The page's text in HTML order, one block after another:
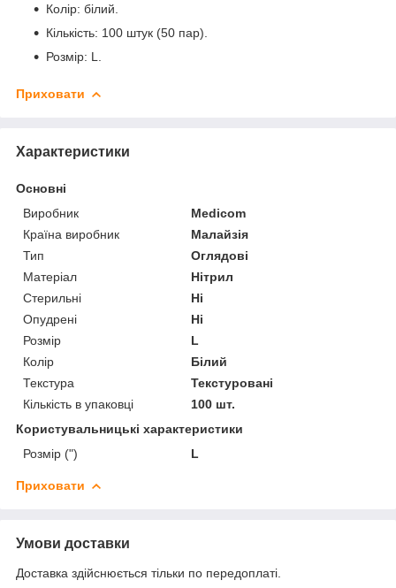
Колір: білий.
Кількість: 100 штук (50 пар).
Розмір: L.
Приховати
Характеристики
Основні
Виробник
Medicom
Країна виробник
Малайзія
Тип
Оглядові
Матеріал
Нітрил
Стерильні
Ні
Опудрені
Ні
Розмір
L
Колір
Білий
Текстура
Текстуровані
Кількість в упаковці
100 шт.
Користувальницькі характеристики
Розмір (")
L
Приховати
Умови доставки
Доставка здійснюється тільки по передоплаті.